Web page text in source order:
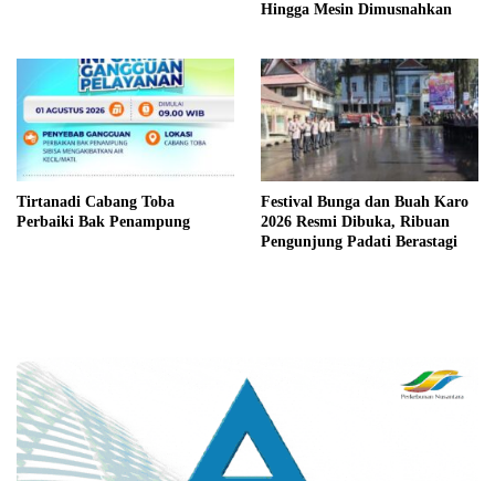
Hingga Mesin Dimusnahkan
Tirtanadi Cabang Toba
Perbaiki Bak Penampung
Festival Bunga dan Buah Karo
2026 Resmi Dibuka, Ribuan
Pengunjung Padati Berastagi